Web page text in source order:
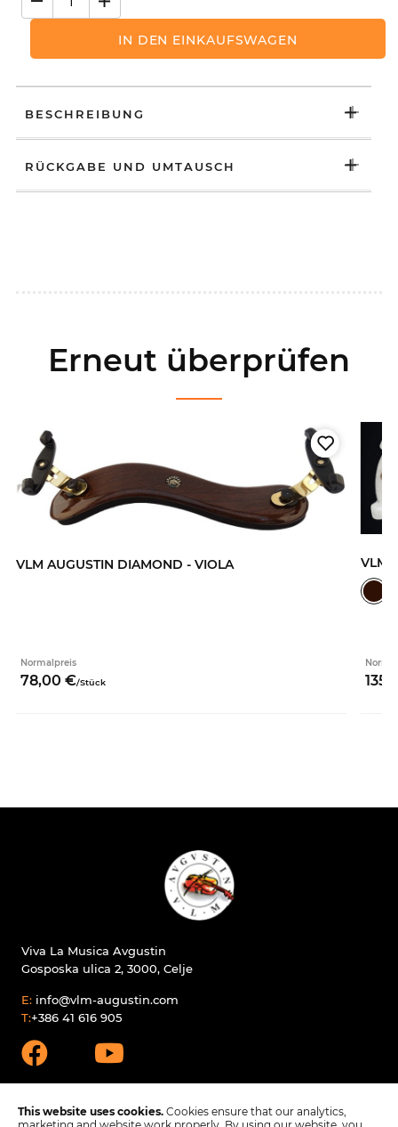
IN DEN EINKAUFSWAGEN
BESCHREIBUNG
RÜCKGABE UND UMTAUSCH
Erneut überprüfen
VLM AUGUSTIN DIAMOND - VIOLA
Normalpreis
78,00 €/Stück
VLM
135,
Viva La Musica Avgustin
Gosposka ulica 2, 3000, Celje
E: info@vlm-augustin.com
T:+386 41 616 905
This website uses cookies. Cookies ensure that our analytics,